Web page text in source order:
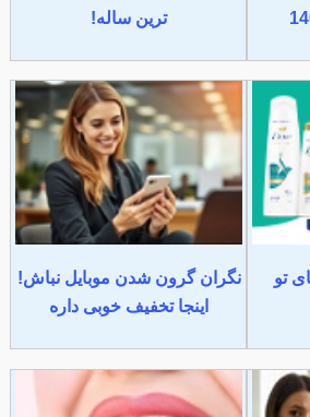
ترین ساله!
تو
نگران گرون شدن موبایل نباش!
اینجا تخفیف خوبی داره